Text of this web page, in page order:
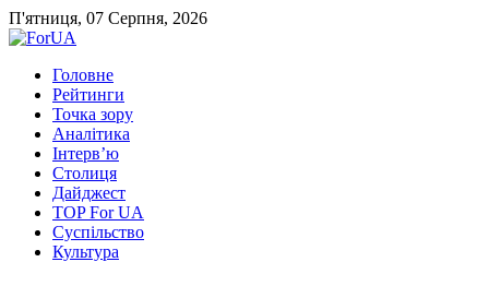
П'ятниця, 07 Серпня, 2026
Головне
Рейтинги
Точка зору
Аналітика
Інтерв’ю
Столиця
Дайджест
TOP For UA
Суспiльство
Культура